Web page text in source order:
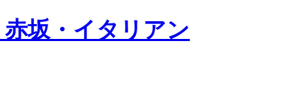
坂・イタリアン